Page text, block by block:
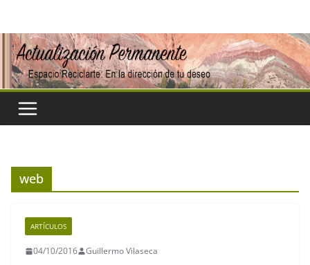
contenido
web
ARTÍCULOS
04/10/2016 Guillermo Vilaseca